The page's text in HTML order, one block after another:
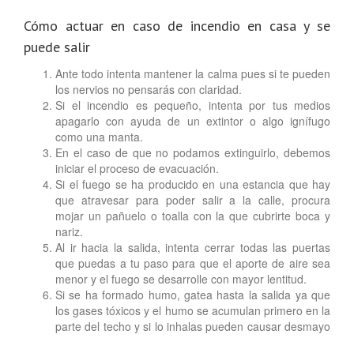
Cómo actuar en caso de incendio en casa y se
puede salir
Ante todo intenta mantener la calma pues si te pueden
los nervios no pensarás con claridad.
Si el incendio es pequeño, intenta por tus medios
apagarlo con ayuda de un extintor o algo ignífugo
como una manta.
En el caso de que no podamos extinguirlo, debemos
iniciar el proceso de evacuación.
Si el fuego se ha producido en una estancia que hay
que atravesar para poder salir a la calle, procura
mojar un pañuelo o toalla con la que cubrirte boca y
nariz.
Al ir hacia la salida, intenta cerrar todas las puertas
que puedas a tu paso para que el aporte de aire sea
menor y el fuego se desarrolle con mayor lentitud.
Si se ha formado humo, gatea hasta la salida ya que
los gases tóxicos y el humo se acumulan primero en la
parte del techo y si lo inhalas pueden causar desmayo